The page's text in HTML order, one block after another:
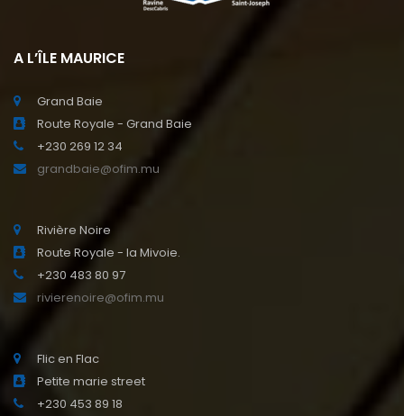
A L’ÎLE MAURICE
Grand Baie
Route Royale - Grand Baie
+230 269 12 34
grandbaie@ofim.mu
Rivière Noire
Route Royale - la Mivoie.
+230 483 80 97
rivierenoire@ofim.mu
Flic en Flac
Petite marie street
+230 453 89 18